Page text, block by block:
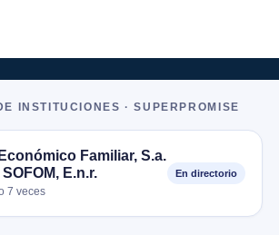
INSTITUCIONES · SUPERPROMISE
Familiar, S.a.
E.n.r.
7 veces
En directorio